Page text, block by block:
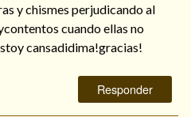
y chismes perjudicando al
cuando ellas no
cansadidima!gracias!
Responder